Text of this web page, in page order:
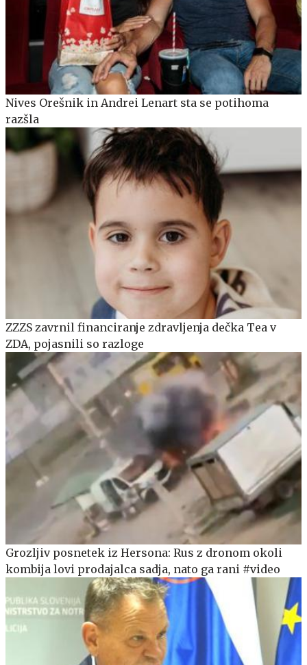
Nives Orešnik in Andrei Lenart sta se potihoma
razšla
ZZZS zavrnil financiranje zdravljenja dečka Tea v
ZDA, pojasnili so razloge
Grozljiv posnetek iz Hersona: Rus z dronom okoli
kombija lovi prodajalca sadja, nato ga rani #video